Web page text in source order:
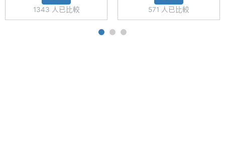
技術；Face ID 具有感知功能，只有在你睜開雙眼直
視裝置時才會為你解鎖，可防止有人利用照片或面具
1343 人已比較 571 人已比較